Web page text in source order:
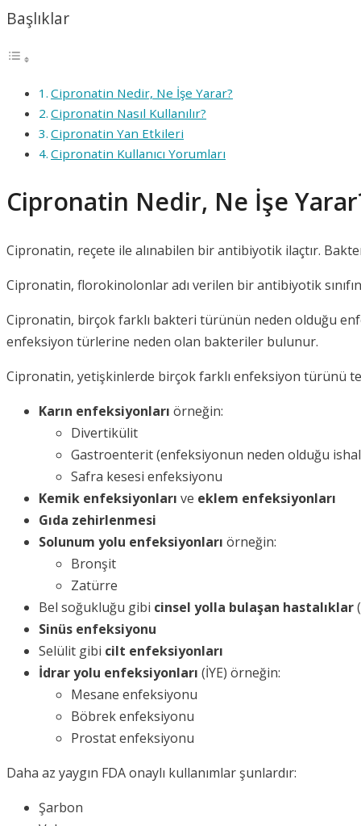
Başlıklar
Cipronatin Nedir, Ne İşe Yarar?
Cipronatin Nasıl Kullanılır?
Cipronatin Yan Etkileri
Cipronatin Kullanıcı Yorumları
Cipronatin Nedir, Ne İşe
Cipronatin, reçete ile alınabilen bir antibiyotik ilaçtır.
Cipronatin, florokinolonlar adı verilen bir antibiyotik
Cipronatin, birçok farklı bakteri türünün neden olduğu
enfeksiyon türlerine neden olan bakteriler bulunur.
Cipronatin, yetişkinlerde birçok farklı enfeksiyon türünü
Karın enfeksiyonları örneğin:
Divertikülit
Gastroenterit (enfeksiyonun neden olduğu
Safra kesesi enfeksiyonu
Kemik enfeksiyonları ve eklem enfeksiyonları
Gıda zehirlenmesi
Solunum yolu enfeksiyonları örneğin:
Bronşit
Zatürre
Bel soğukluğu gibi cinsel yolla bulaşan hastalıklar
Sinüs enfeksiyonu
Selülit gibi cilt enfeksiyonları
İdrar yolu enfeksiyonları (İYE) örneğin:
Mesane enfeksiyonu
Böbrek enfeksiyonu
Prostat enfeksiyonu
Daha az yaygın FDA onaylı kullanımlar şunlardır:
Şarbon